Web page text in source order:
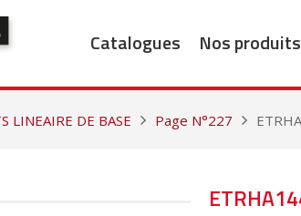
Catalogues Nos produits
LINEAIRE DE BASE Page N°227